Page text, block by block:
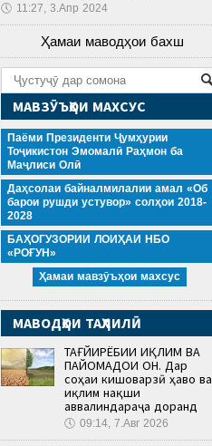
🕔 11:27, 3.Апр 2024
Ҳамаи маводҳои бахш
МАВЗӮЪҲОИ МАХСУС
Паёми Президенти Ҷумҳурии
Тоҷикистон Эмомалӣ Раҳмон ба
Маҷлиси Олӣ
Даҳсолаи байналмилалии амал «Об
барои рушди устувор» солҳои 2018-
2028
БАҲОГУЗОРИИ ЛОИҲАИ НБО
«РОҒУН»
Ҳамаи мавзӯъҳои махсус
МАВОДҲОИ ТАҲЛИЛӢ
ТАҒЙИРЁБИИ ИҚЛИМ ВА
ПАЙОМАДҲОИ ОН. Дар
соҳаи кишоварзӣ ҳаво ва
иқлим нақши
аввалиндараҷа доранд
🕔 09:14, 7.Авг 2026